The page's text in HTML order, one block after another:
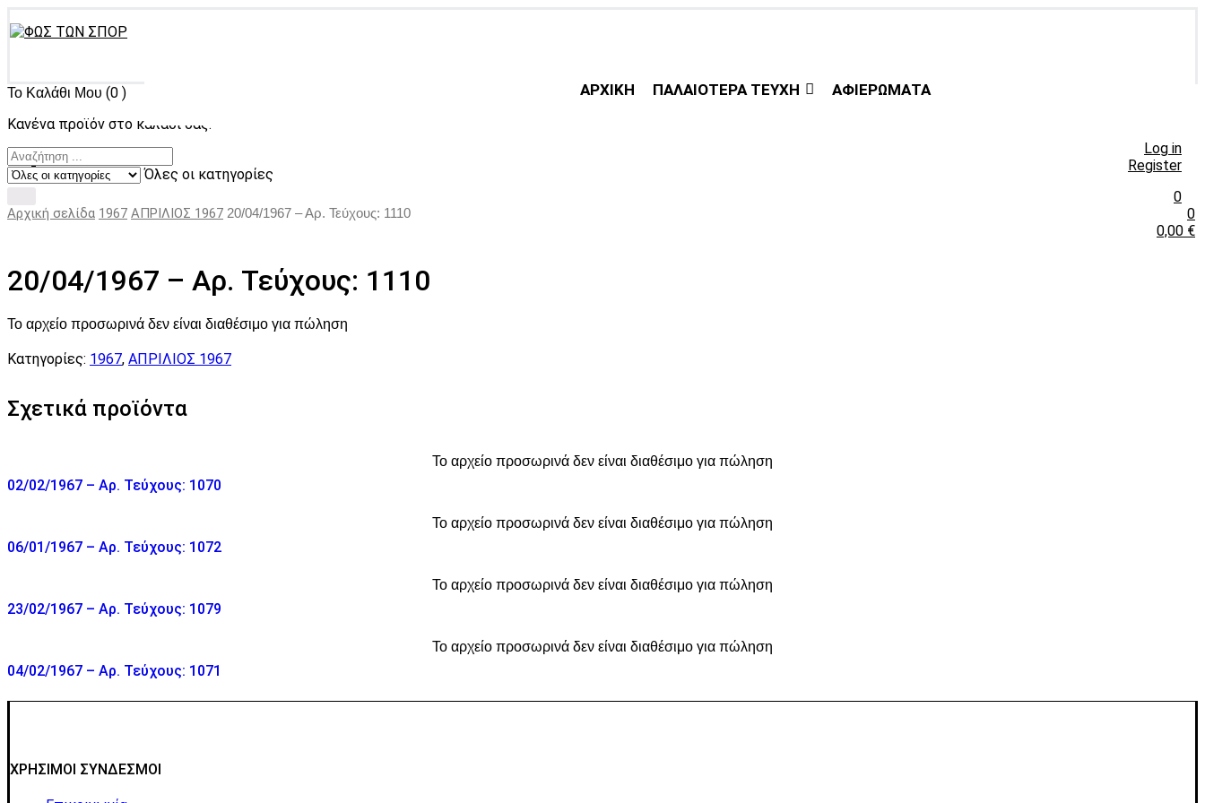
ΑΡΧΙΚΗ ΠΑΛΑΙΟΤΕΡΑ ΤΕΥΧΗ ΑΦΙΕΡΩΜΑΤΑ
Log in
Register
0
0
0,00 €
Το Καλάθι Μου (0 )
Κανένα προϊόν στο καλάθι σας.
Όλες οι κατηγορίες
Αρχική σελίδα 1967 ΑΠΡΙΛΙΟΣ 1967 20/04/1967 – Αρ. Τεύχους: 1110
20/04/1967 – Αρ. Τεύχους: 1110
Το αρχείο προσωρινά δεν είναι διαθέσιμο για πώληση
Κατηγορίες: 1967, ΑΠΡΙΛΙΟΣ 1967
Σχετικά προϊόντα
Το αρχείο προσωρινά δεν είναι διαθέσιμο για πώληση
02/02/1967 – Αρ. Τεύχους: 1070
Το αρχείο προσωρινά δεν είναι διαθέσιμο για πώληση
06/01/1967 – Αρ. Τεύχους: 1072
Το αρχείο προσωρινά δεν είναι διαθέσιμο για πώληση
23/02/1967 – Αρ. Τεύχους: 1079
Το αρχείο προσωρινά δεν είναι διαθέσιμο για πώληση
04/02/1967 – Αρ. Τεύχους: 1071
ΧΡΗΣΙΜΟΙ ΣΥΝΔΕΣΜΟΙ